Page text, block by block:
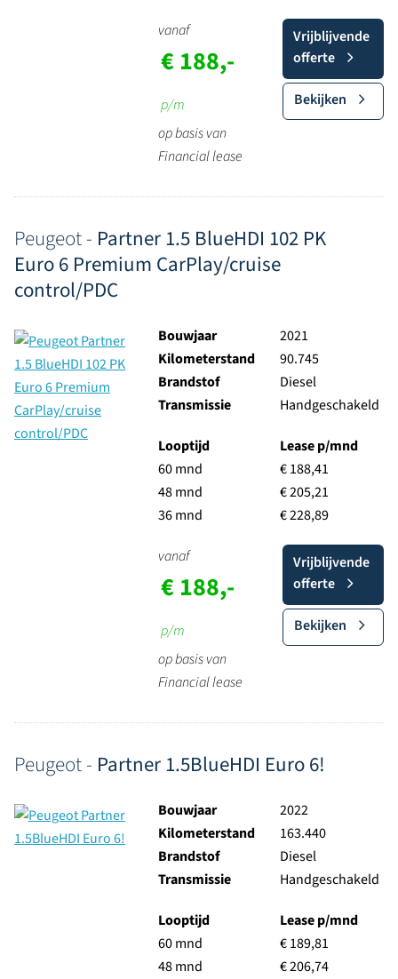
vanaf
€ 188,-
p/m
op basis van
Financial lease
Vrijblijvende
offerte
Bekijken
Peugeot - Partner 1.5 BlueHDI 102 PK
Euro 6 Premium CarPlay/cruise
control/PDC
Bouwjaar
2021
Kilometerstand
90.745
Brandstof
Diesel
Transmissie
Handgeschakeld
Looptijd
60 mnd
48 mnd
36 mnd
Lease p/mnd
€ 188,41
€ 205,21
€ 228,89
vanaf
€ 188,-
p/m
op basis van
Financial lease
Vrijblijvende
offerte
Bekijken
Peugeot - Partner 1.5BlueHDI Euro 6!
Bouwjaar
2022
Kilometerstand
163.440
Brandstof
Diesel
Transmissie
Handgeschakeld
Looptijd
60 mnd
48 mnd
Lease p/mnd
€ 189,81
€ 206,74